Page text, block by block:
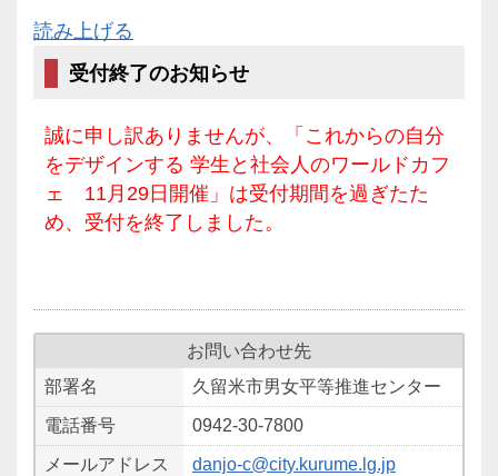
読み上げる
受付終了のお知らせ
誠に申し訳ありませんが、「これからの自分
をデザインする 学生と社会人のワールドカフ
ェ 11月29日開催」は受付期間を過ぎたた
め、受付を終了しました。
お問い合わせ先
部署名
久留米市男女平等推進センター
電話番号 0942-30-7800
メールアドレス danjo-c@city.kurume.lg.jp